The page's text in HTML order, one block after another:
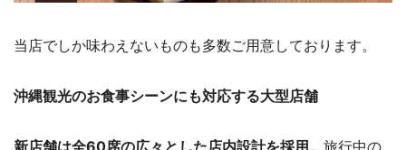
当店でしか味わえないものも多数ご用意しております。
沖縄観光のお食事シーンにも対応する大型店舗